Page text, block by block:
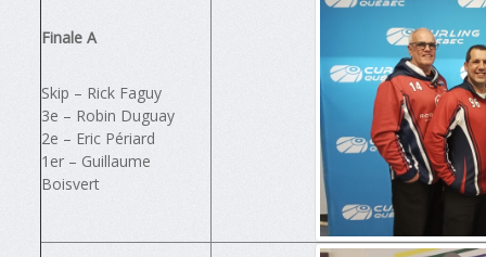
Finale A
Skip – Rick Faguy
3e – Robin Duguay
2e – Eric Périard
1er – Guillaume
Boisvert